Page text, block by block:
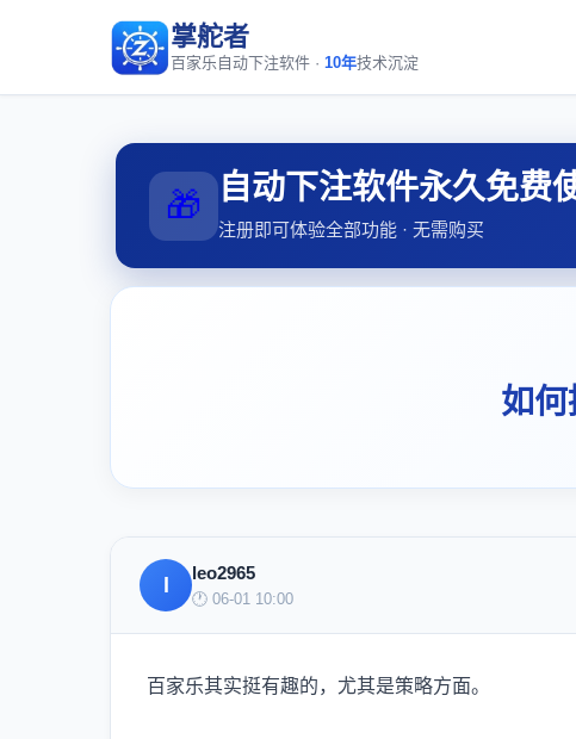
掌舵者
百家乐自动下注软件 · 10年技术沉淀
🎁 自动下注软件永久免费
注册即可体验全部功能 · 无需购买
如
leo2965
🕐 06-01 10:00
百家乐其实挺有趣的，尤其是策略方面。